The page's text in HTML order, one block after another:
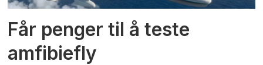
Får penger til å teste
amfibiefly